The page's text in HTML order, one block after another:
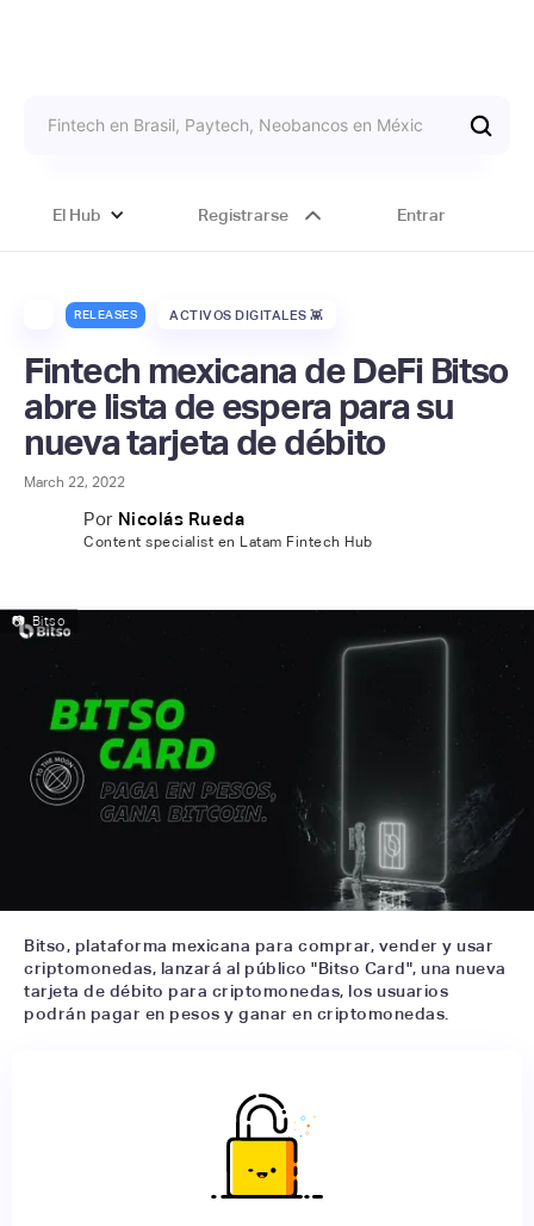
El Hub Registrarse Entrar
RELEASES ACTIVOS DIGITALES 👾
Fintech mexicana de DeFi Bitso
abre lista de espera para su
nueva tarjeta de débito
March 22, 2022
Por Nicolás Rueda
Content specialist en Latam Fintech Hub
📷 Bitso
Bitso, plataforma mexicana para comprar, vender y usar
criptomonedas, lanzará al público "Bitso Card", una nueva
tarjeta de débito para criptomonedas, los usuarios
podrán pagar en pesos y ganar en criptomonedas.